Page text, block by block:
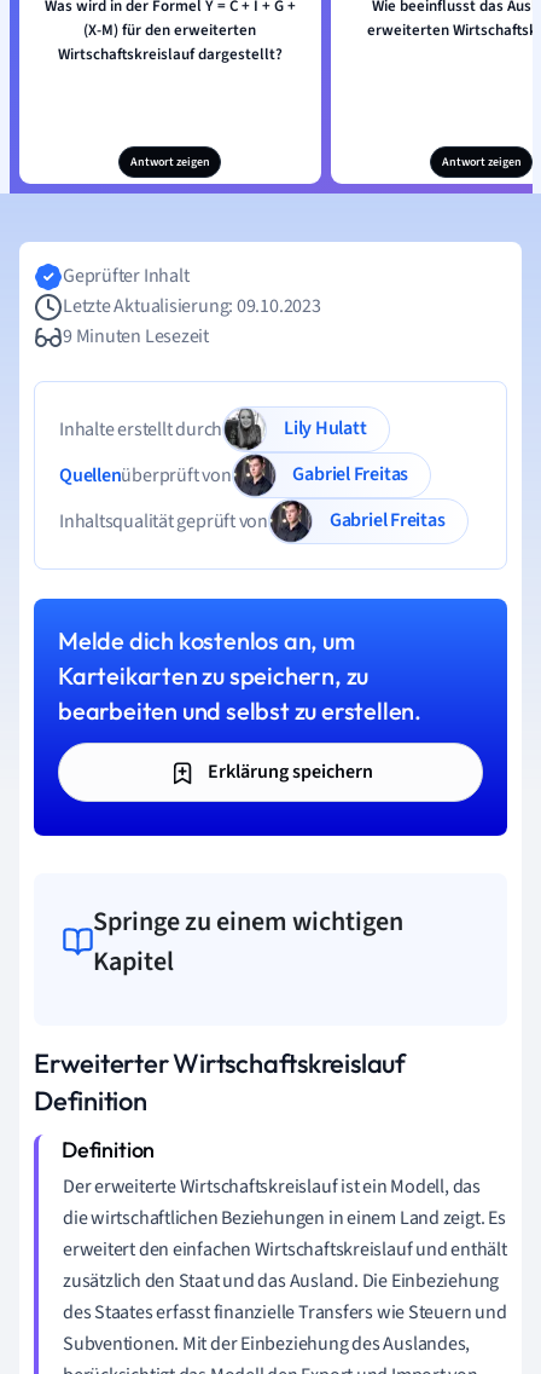
Was wird in der Formel Y = C + I + G +
(X-M) für den erweiterten
Wirtschaftskreislauf dargestellt?
Antwort zeigen
Wie beeinflusst das
erweiterten
Antwort zeigen
Geprüfter Inhalt
Letzte Aktualisierung: 09.10.2023
9 Minuten Lesezeit
Inhalte erstellt durch
Lily Hulatt
Quellenüberprüft von
Gabriel Freitas
Inhaltsqualität geprüft von
Gabriel Freitas
Melde dich kostenlos an, um
Karteikarten zu speichern, zu
bearbeiten und selbst zu erstellen.
Erklärung speichern
Springe zu einem wichtigen
Kapitel
Erweiterter Wirtschaftskreislauf
Definition
Der erweiterte Wirtschaftskreislauf ist ein Modell, das
die wirtschaftlichen Beziehungen in einem Land zeigt. Es
erweitert den einfachen Wirtschaftskreislauf und enthält
zusätzlich den Staat und das Ausland. Die Einbeziehung
des Staates erfasst finanzielle Transfers wie Steuern und
Subventionen. Mit der Einbeziehung des Auslandes,